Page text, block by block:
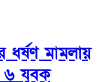
ধর্ষণ মামলায়
৬ যুবক